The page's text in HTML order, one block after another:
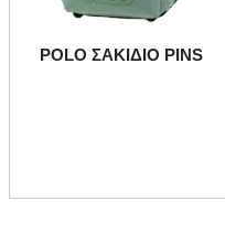
POLO ΣΑΚΙΔΙΟ PINS